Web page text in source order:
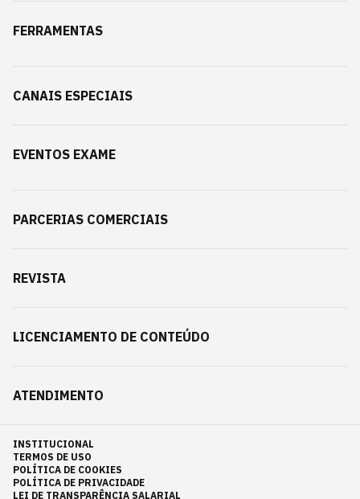
FERRAMENTAS
CANAIS ESPECIAIS
EVENTOS EXAME
PARCERIAS COMERCIAIS
REVISTA
LICENCIAMENTO DE CONTEÚDO
ATENDIMENTO
INSTITUCIONAL
TERMOS DE USO
POLÍTICA DE COOKIES
POLÍTICA DE PRIVACIDADE
LEI DE TRANSPARÊNCIA SALARIAL